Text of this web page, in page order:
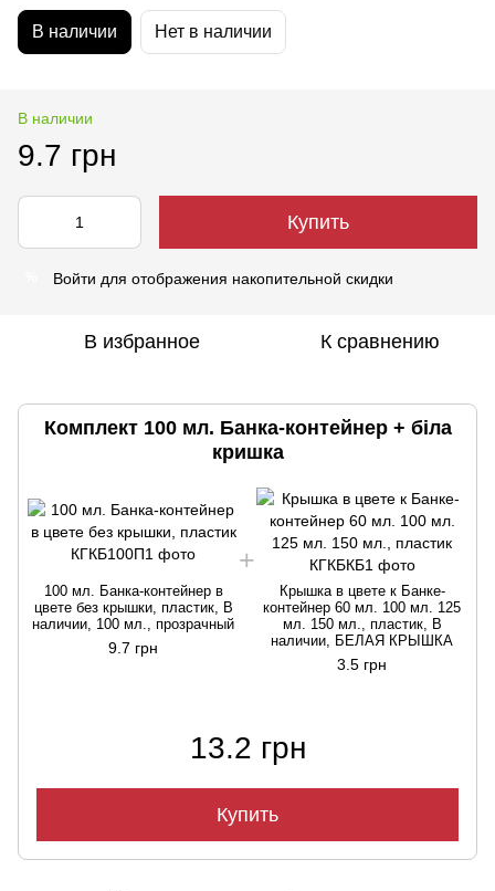
В наличии Нет в наличии
В наличии
9.7 грн
Купить
Войти для отображения накопительной скидки
В избранное К сравнению
Комплект 100 мл. Банка-контейнер + біла
кришка
100 мл. Банка-контейнер в
цвете без крышки, пластик, В
наличии, 100 мл., прозрачный
9.7 грн
Крышка в цвете к Банке-
контейнер 60 мл. 100 мл. 125
мл. 150 мл., пластик, В
наличии, БЕЛАЯ КРЫШКА
3.5 грн
13.2 грн
Купить